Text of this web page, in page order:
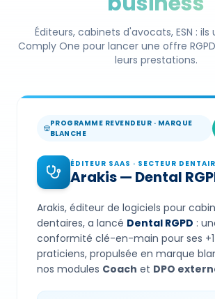
Éditeurs, cabinets d'avocats, ESN :
Comply One pour lancer une offre
leurs prestations.
PROGRAMME REVENDEUR · MARQUE
BLANCHE
ÉDITEUR SAAS · SECTEUR
Arakis — Dental
Arakis, éditeur de logiciels pour
dentaires, a lancé Dental RGPD :
conformité clé-en-main pour ses
praticiens, propulsée en marque
nos modules Coach et DPO